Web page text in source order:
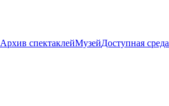
Архив спектаклейМузейДоступная среда